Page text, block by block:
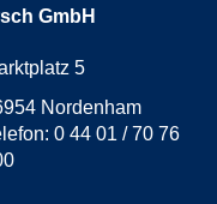
GmbH
5
Nordenham
0 44 01 / 70 76